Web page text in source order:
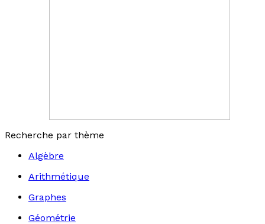
Recherche par thème
Algèbre
Arithmétique
Graphes
Géométrie